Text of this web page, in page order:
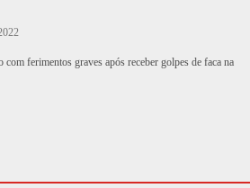
ferimentos graves após receber golpes de faca na